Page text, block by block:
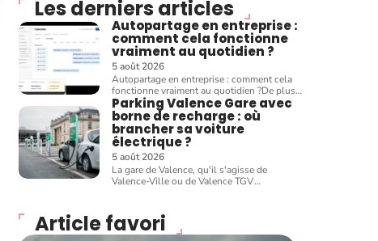
Les derniers articles
Autopartage en entreprise :
comment cela fonctionne
vraiment au quotidien ?
5 août 2026
Autopartage en entreprise : comment cela
fonctionne vraiment au quotidien ?De plus…
Parking Valence Gare avec
borne de recharge : où
brancher sa voiture
électrique ?
5 août 2026
La gare de Valence, qu'il s'agisse de
Valence-Ville ou de Valence TGV…
Article favori